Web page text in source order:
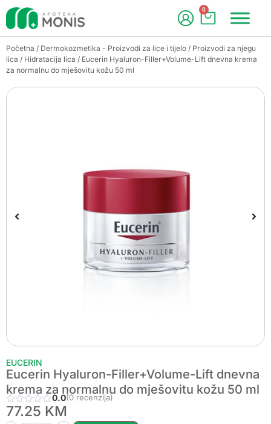
0
Početna / Dermokozmetika - Proizvodi za lice i tijelo / Proizvodi za njegu
lica / Hidratacija lica / Eucerin Hyaluron-Filler+Volume-Lift dnevna krema
za normalnu do mješovitu kožu 50 ml
EUCERIN
Eucerin Hyaluron-Filler+Volume-Lift dnevna
krema za normalnu do mješovitu kožu 50 ml
0.0(0 recenzija)
77.25 KM